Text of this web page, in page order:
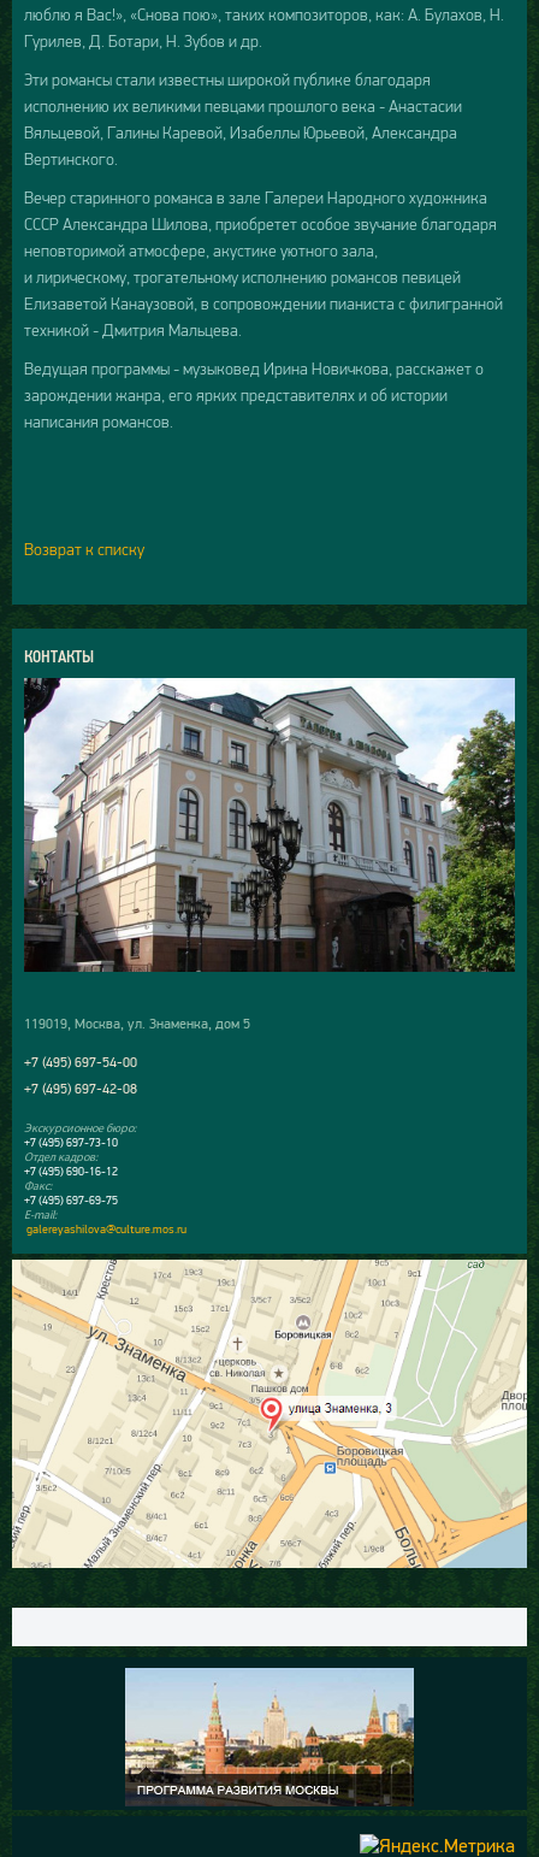
люблю я Вас!», «Снова пою», таких композиторов, как: А. Булахов, Н.
Гурилев, Д. Ботари, Н. Зубов и др.
Эти романсы стали известны широкой публике благодаря
исполнению их великими певцами прошлого века - Анастасии
Вяльцевой, Галины Каревой, Изабеллы Юрьевой, Александра
Вертинского.
Вечер старинного романса в зале Галереи Народного художника
СССР Александра Шилова, приобретет особое звучание благодаря
неповторимой атмосфере, акустике уютного зала,
и лирическому, трогательному исполнению романсов певицей
Елизаветой Канаузовой, в сопровождении пианиста с филигранной
техникой - Дмитрия Мальцева.
Ведущая программы - музыковед Ирина Новичкова, расскажет о
зарождении жанра, его ярких представителях и об истории
написания романсов.
Возврат к списку
КОНТАКТЫ
119019, Москва, ул. Знаменка, дом 5
+7 (495) 697-54-00
+7 (495) 697-42-08
Экскурсионное бюро:
+7 (495) 697-73-10
Отдел кадров:
+7 (495) 690-16-12
Факс:
+7 (495) 697-69-75
E-mail:
galereyashilova@culture.mos.ru